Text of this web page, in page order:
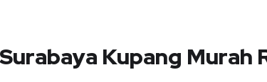
Kupang